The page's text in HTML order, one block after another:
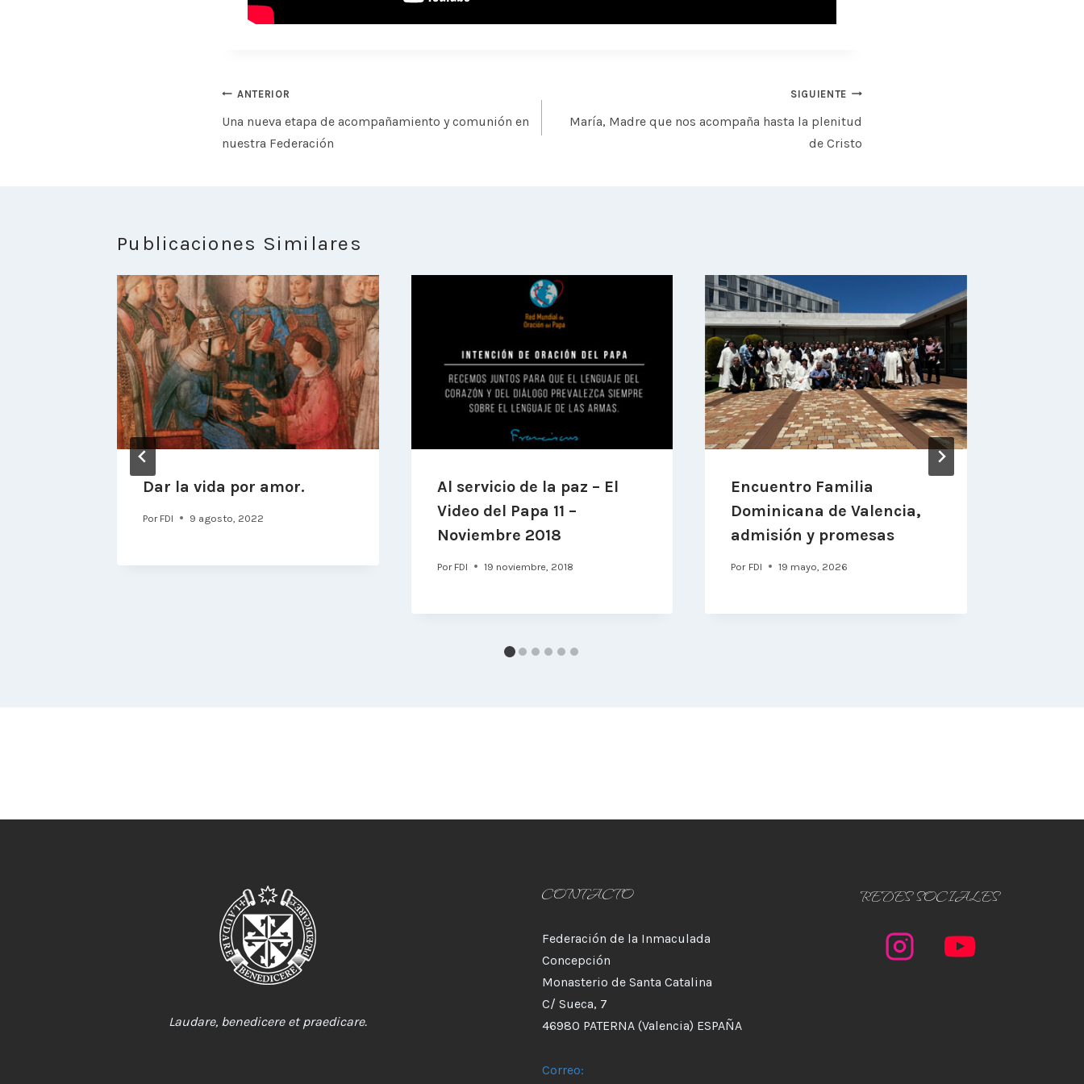
Navegación
de
entradas
ANTERIOR
Una nueva etapa de acompañamiento y comunión en
nuestra Federación
SIGUIENTE
María, Madre que nos acompaña hasta la plenitud
de Cristo
Publicaciones Similares
Dar la vida por amor.
Por FDI 9 agosto, 2022
Al servicio de la paz – El
Video del Papa 11 –
Noviembre 2018
Por FDI 19 noviembre, 2018
Encuentro Familia
Dominicana de Valencia,
admisión y promesas
Por FDI 19 mayo, 2026
Laudare, benedicere et praedicare.
CONTACTO
Federación de la Inmaculada
Concepción
Monasterio de Santa Catalina
C/ Sueca, 7
46980 PATERNA (Valencia) ESPAÑA
Correo:
REDES SOCIALES